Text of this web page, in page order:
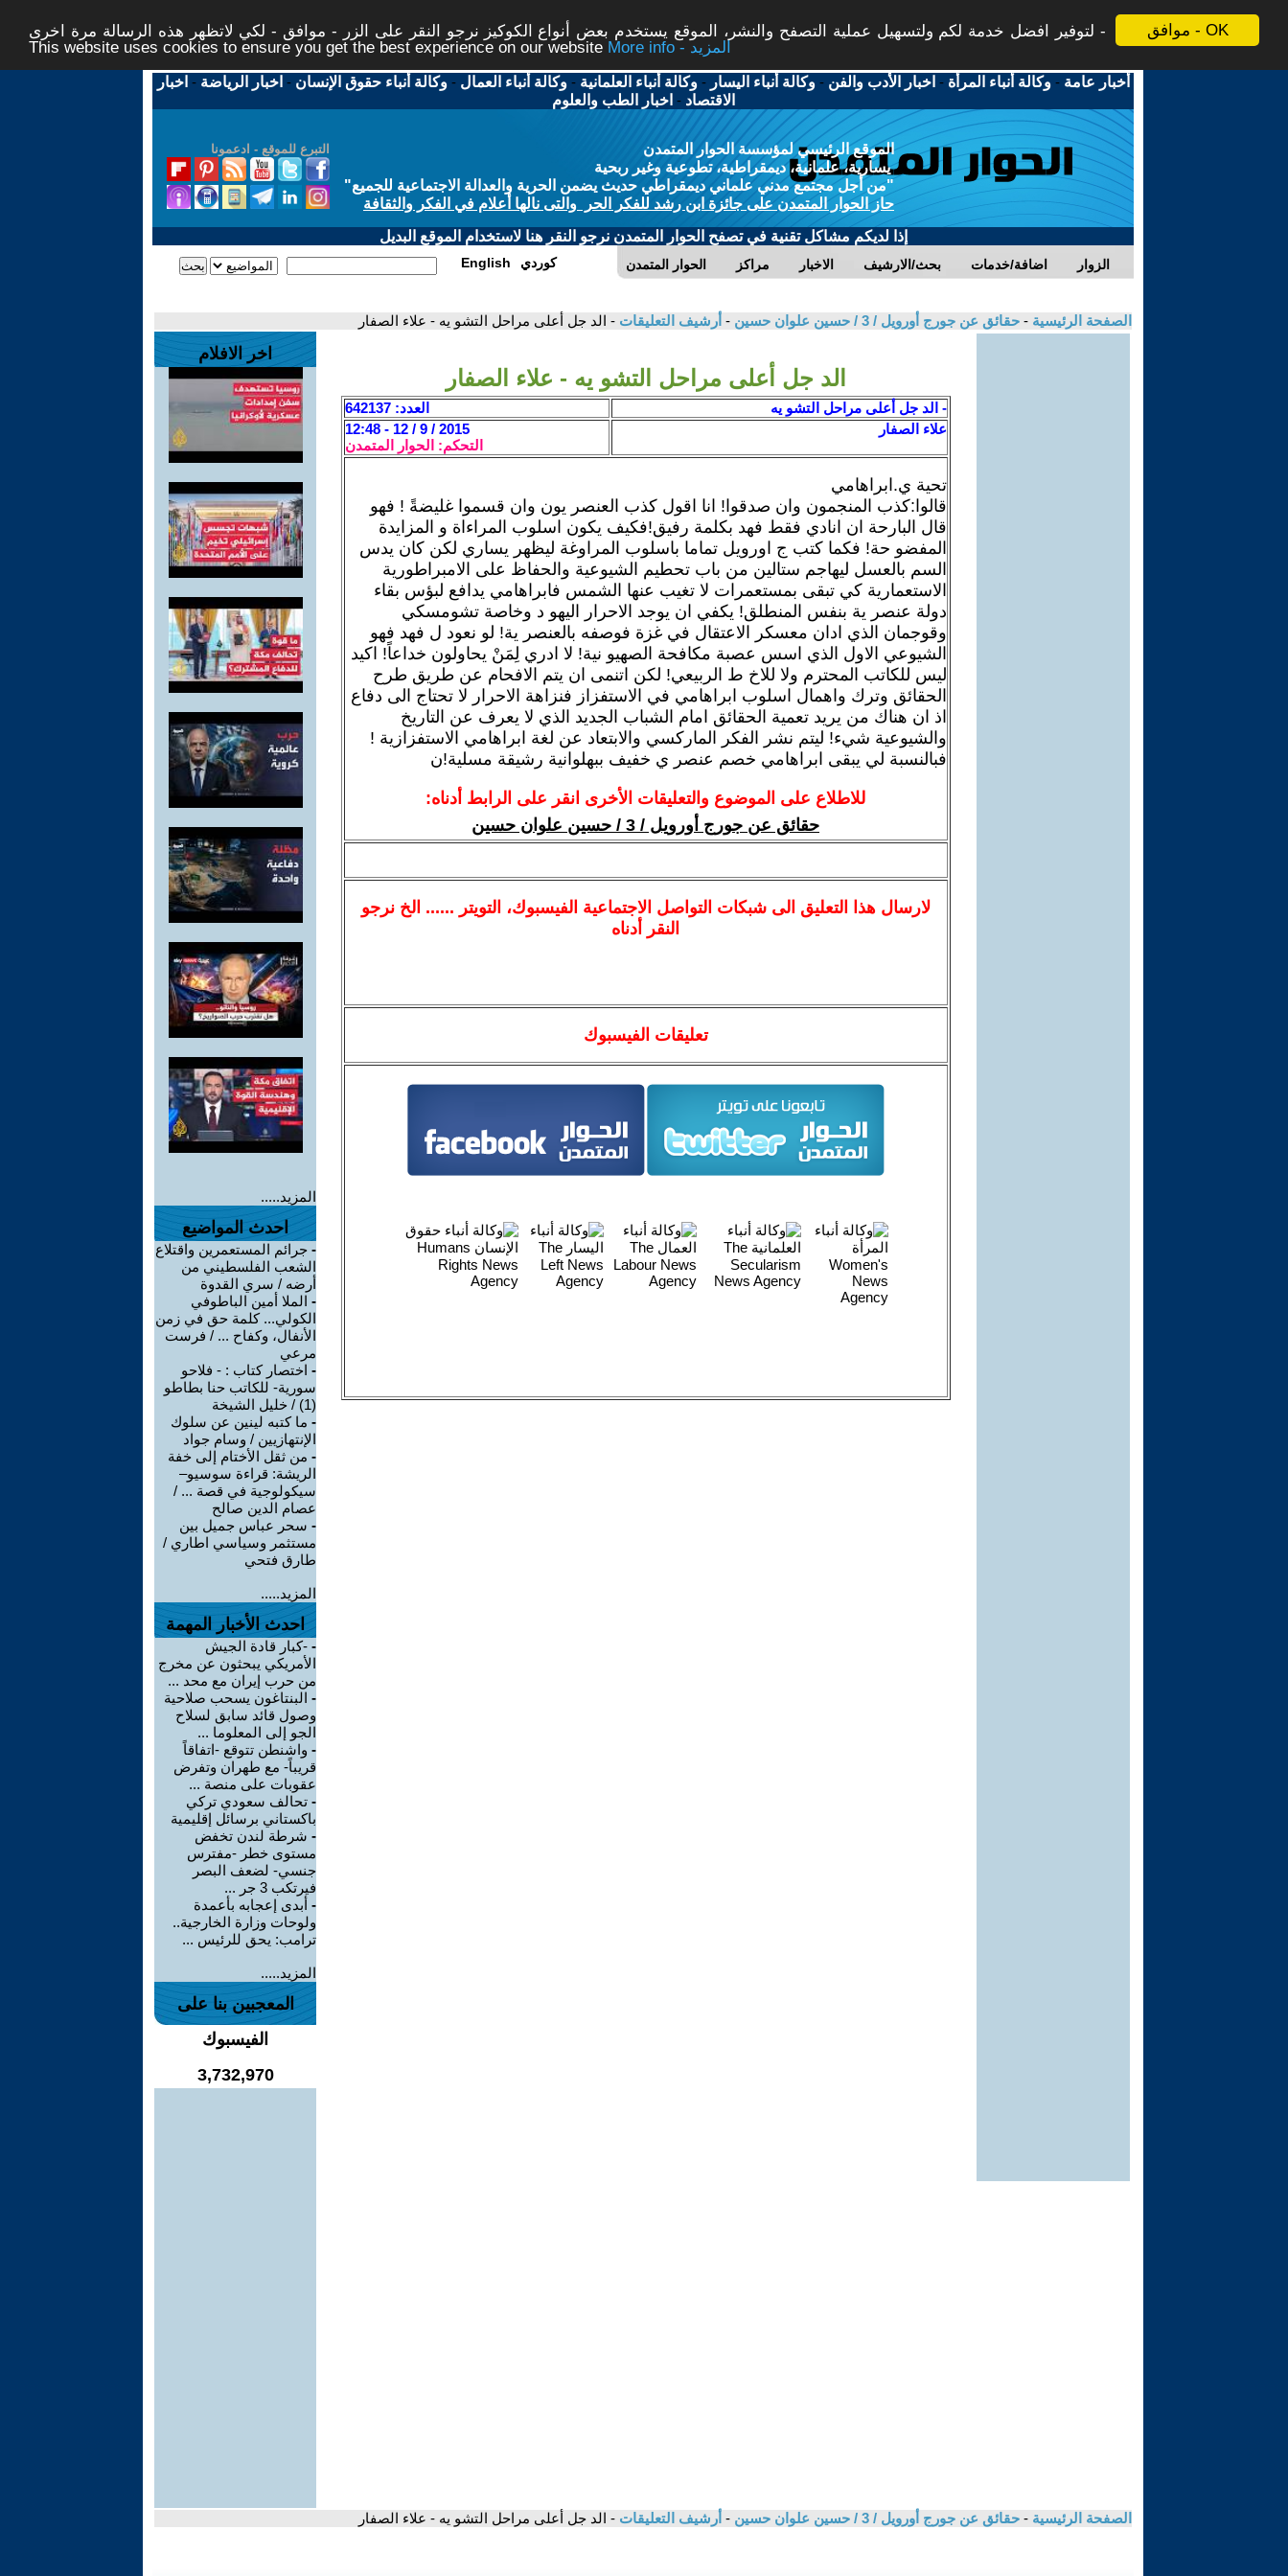
موافق - OK
لتوفير افضل خدمة لكم ولتسهيل عملية التصفح والنشر، الموقع يستخدم بعض أنواع الكوكيز نرجو النقر على الزر - موافق - لكي لاتظهر هذه الرسالة مرة اخرى -
This website uses cookies to ensure you get the best experience on our website
More info - المزيد
أخبار عامة -وكالة أنباء المرأة - اخبار الأدب والفن -وكالة أنباء اليسار -وكالة أنباء العلمانية -وكالة أنباء العمال -وكالة أنباء حقوق الإنسان - اخبار الرياضة - اخبار
الاقتصاد - اخبار الطب والعلوم
التبرع للموقع - ادعمونا
الموقع الرئيسي لمؤسسة الحوار المتمدن
يسارية، علمانية، ديمقراطية، تطوعية وغير ربحية
"من أجل مجتمع مدني علماني ديمقراطي حديث يضمن الحرية والعدالة الاجتماعية للجميع"
حاز الحوار المتمدن على جائزة ابن رشد للفكر الحر والتى نالها أعلام في الفكر والثقافة
إذا لديكم مشاكل تقنية في تصفح الحوار المتمدن نرجو النقر هنا لاستخدام الموقع البديل
الحوار المتمدن مراكز الاخبار بحث/الارشيف اضافة/خدمات الزوار English كوردي
الصفحة الرئيسية - حقائق عن جورج أورويل / 3 / حسين علوان حسين - أرشيف التعليقات - الد جل أعلى مراحل التشو يه - علاء الصفار
الد جل أعلى مراحل التشو يه - علاء الصفار
- الد جل أعلى مراحل التشو يه
العدد: 642137
علاء الصفار
2015 / 9 / 12 - 12:48
التحكم: الحوار المتمدن
تحية ي.ابراهامي
قالوا:كذب المنجمون وان صدقوا! انا اقول كذب العنصر يون وان قسموا غليضةً ! فهو
قال البارحة ان انادي فقط فهد بكلمة رفيق!فكيف يكون اسلوب المراءاة و المزايدة
المفضو حة! فكما كتب ج اورويل تماما باسلوب المراوغة ليظهر يساري لكن كان يدس
السم بالعسل ليهاجم ستالين من باب تحطيم الشيوعية والحفاظ على الامبراطورية
الاستعمارية كي تبقى بمستعمرات لا تغيب عنها الشمس فابراهامي يدافع لبؤس بقاء
دولة عنصر ية بنفس المنطلق! يكفي ان يوجد الاحرار اليهو د وخاصة تشومسكي
وقوجمان الذي ادان معسكر الاعتقال في غزة فوصفه بالعنصر ية! لو نعود ل فهد فهو
الشيوعي الاول الذي اسس عصبة مكافحة الصهيو نية! لا ادري لِمَنْ يحاولون خداعاً! اكيد
ليس للكاتب المحترم ولا للاخ ط الربيعي! لكن اتنمى ان يتم الافحام عن طريق طرح
الحقائق وترك واهمال اسلوب ابراهامي في الاستفزاز فنزاهة الاحرار لا تحتاج الى دفاع
اذ ان هناك من يريد تعمية الحقائق امام الشباب الجديد الذي لا يعرف عن التاريخ
والشيوعية شيء! ليتم نشر الفكر الماركسي والابتعاد عن لغة ابراهامي الاستفزازية !
فبالنسبة لي يبقى ابراهامي خصم عنصر ي خفيف ببهلوانية رشيقة مسلية!ن
للاطلاع على الموضوع والتعليقات الأخرى انقر على الرابط أدناه:
حقائق عن جورج أورويل / 3 / حسين علوان حسين
لارسالهذا التعليق الى شبكات التواصل الاجتماعية الفيسبوك، التويتر ...... الخ نرجو
النقر أدناه
تعليقات الفيسبوك
اخر الافلام
المزيد.....
احدث المواضيع
- جرائم المستعمرين واقتلاع
الشعب الفلسطيني من
أرضه / سري القدوة
- الملا أمين الباطوفي
الكولي... كلمة حق في زمن
الأنفال، وكفاح ... / فرست
مرعي
- اختصار كتاب : - فلاحو
سورية- للكاتب حنا بطاطو
(1) / خليل الشيخة
- ما كتبه لينين عن سلوك
الإنتهازيين / وسام جواد
- من ثقل الأختام إلى خفة
الريشة: قراءة سوسيو–
سيكولوجية في قصة ... /
عصام الدين صالح
- سحر عباس جميل بين
مستثمر وسياسي اطاري /
طارق فتحي
المزيد.....
احدث الأخبار المهمة
- -كبار قادة الجيش
الأمريكي يبحثون عن مخرج
من حرب إيران مع محد ...
- البنتاغون يسحب صلاحية
وصول قائد سابق لسلاح
الجو إلى المعلوما ...
- واشنطن تتوقع -اتفاقاً
قريباً- مع طهران وتفرض
عقوبات على منصة ...
- تحالف سعودي تركي
باكستاني برسائل إقليمية
- شرطة لندن تخفض
مستوى خطر -مفترس
جنسي- لضعف البصر
فيرتكب 3 جر ...
- أبدى إعجابه بأعمدة
ولوحات وزارة الخارجية..
ترامب: يحق للرئيس ...
المزيد.....
المعجبين بنا على
الفيسبوك
3,732,970
الصفحة الرئيسية - حقائق عن جورج أورويل / 3 / حسين علوان حسين - أرشيف التعليقات - الد جل أعلى مراحل التشو يه - علاء الصفار